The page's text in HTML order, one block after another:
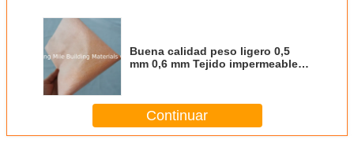
Buena calidad peso ligero 0,5
mm 0,6 mm Tejido impermeable
Continuar